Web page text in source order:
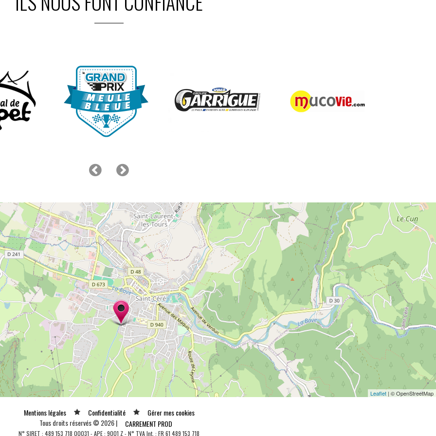
Leaflet | © OpenStreetMap
Mentions légales Confidentialité
Gérer mes cookies
Tous droits réservés © 2026 |
CARREMENT PROD
N° SIRET : 489 153 718 00031 - APE : 9001 Z - N° TVA Int. : FR 61 489 153 718